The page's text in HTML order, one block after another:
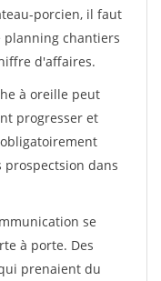
porcien, il faut
chantiers
d'affaires.
à oreille peut
progresser et
dans
se
à porte. Des
prenaient du